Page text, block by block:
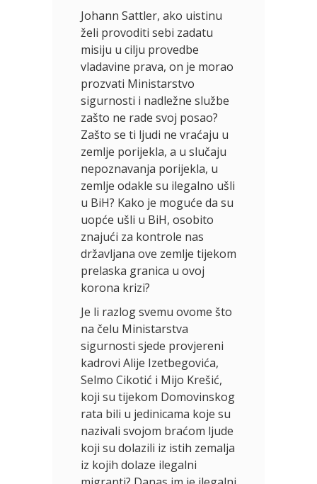
Johann Sattler, ako uistinu
želi provoditi sebi zadatu
misiju u cilju provedbe
vladavine prava, on je morao
prozvati Ministarstvo
sigurnosti i nadležne službe
zašto ne rade svoj posao?
Zašto se ti ljudi ne vraćaju u
zemlje porijekla, a u slučaju
nepoznavanja porijekla, u
zemlje odakle su ilegalno ušli
u BiH? Kako je moguće da su
uopće ušli u BiH, osobito
znajući za kontrole nas
državljana ove zemlje tijekom
prelaska granica u ovoj
korona krizi?
Je li razlog svemu ovome što
na čelu Ministarstva
sigurnosti sjede provjereni
kadrovi Alije Izetbegovića,
Selmo Cikotić i Mijo Krešić,
koji su tijekom Domovinskog
rata bili u jedinicama koje su
nazivali svojom braćom ljude
koji su dolazili iz istih zemalja
iz kojih dolaze ilegalni